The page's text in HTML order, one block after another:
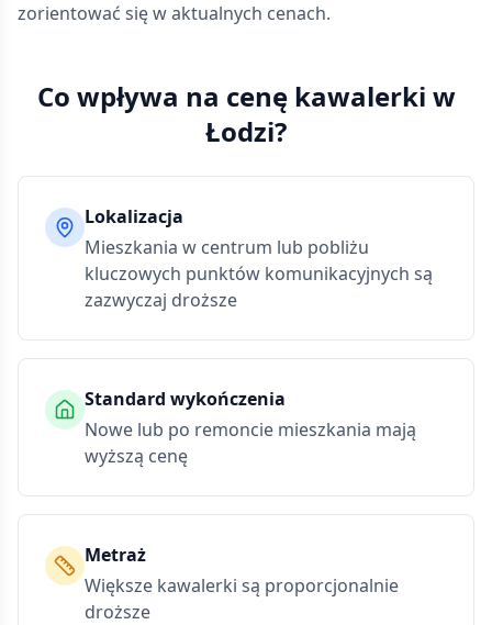
zorientować się w aktualnych cenach.
Co wpływa na cenę kawalerki w
Łodzi?
Lokalizacja
Mieszkania w centrum lub pobliżu
kluczowych punktów komunikacyjnych są
zazwyczaj droższe
Standard wykończenia
Nowe lub po remoncie mieszkania mają
wyższą cenę
Metraż
Większe kawalerki są proporcjonalnie
droższe